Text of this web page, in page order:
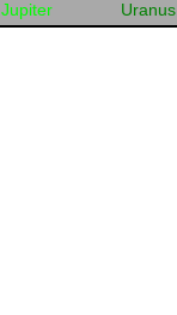
Jupiter
Uranus